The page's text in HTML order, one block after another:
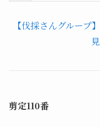
【伐採さんグループ
剪定110番